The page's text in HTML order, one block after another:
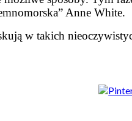
Anne White.
w takich